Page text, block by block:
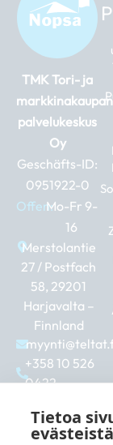
TMK Tori- ja
markkinakaupan
palvelukeskus
Oy
Geschäfts-ID:
0951922-0
Offen:Mo-Fr 9-
16
Merstolantie
27 / Postfach
58, 29201
Harjavalta –
Finnland
+358 10 526
0422
a
c
n
s
i
n
Tietoa
evästeistä